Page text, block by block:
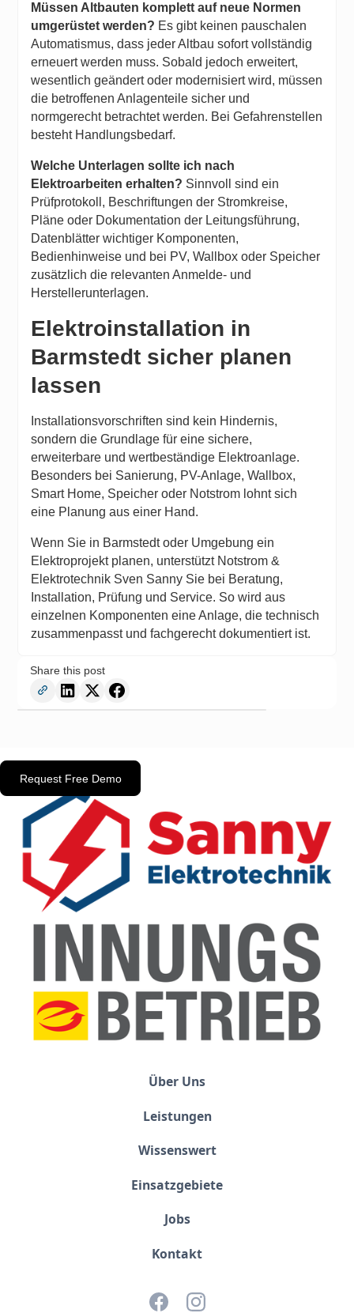
Müssen Altbauten komplett auf neue Normen
umgerüstet werden? Es gibt keinen pauschalen
Automatismus, dass jeder Altbau sofort vollständig
erneuert werden muss. Sobald jedoch erweitert,
wesentlich geändert oder modernisiert wird, müssen
die betroffenen Anlagenteile sicher und
normgerecht betrachtet werden. Bei Gefahrenstellen
besteht Handlungsbedarf.
Welche Unterlagen sollte ich nach
Elektroarbeiten erhalten? Sinnvoll sind ein
Prüfprotokoll, Beschriftungen der Stromkreise,
Pläne oder Dokumentation der Leitungsführung,
Datenblätter wichtiger Komponenten,
Bedienhinweise und bei PV, Wallbox oder Speicher
zusätzlich die relevanten Anmelde- und
Herstellerunterlagen.
Elektroinstallation in
Barmstedt sicher planen
lassen
Installationsvorschriften sind kein Hindernis,
sondern die Grundlage für eine sichere,
erweiterbare und wertbeständige Elektroanlage.
Besonders bei Sanierung, PV-Anlage, Wallbox,
Smart Home, Speicher oder Notstrom lohnt sich
eine Planung aus einer Hand.
Wenn Sie in Barmstedt oder Umgebung ein
Elektroprojekt planen, unterstützt Notstrom &
Elektrotechnik Sven Sanny Sie bei Beratung,
Installation, Prüfung und Service. So wird aus
einzelnen Komponenten eine Anlage, die technisch
zusammenpasst und fachgerecht dokumentiert ist.
Share this post
Request Free Demo
Über Uns
Leistungen
Wissenswert
Einsatzgebiete
Jobs
Kontakt